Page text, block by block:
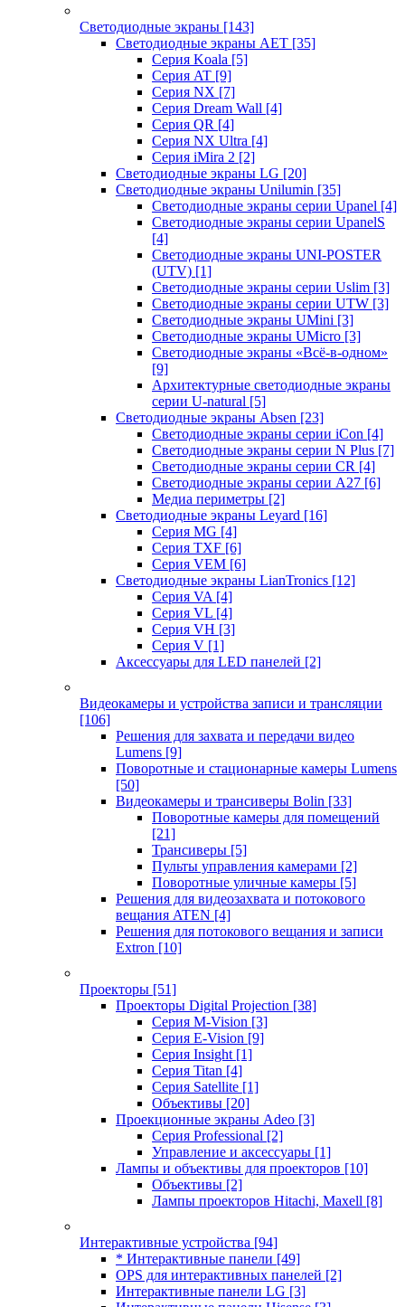
Светодиодные экраны [143]
Светодиодные экраны AET [35]
Cерия Koala [5]
Серия AT [9]
Серия NX [7]
Серия Dream Wall [4]
Серия QR [4]
Серия NX Ultra [4]
Серия iMira 2 [2]
Светодиодные экраны LG [20]
Светодиодные экраны Unilumin [35]
Светодиодные экраны серии Upanel [4]
Светодиодные экраны серии UpanelS
[4]
Светодиодные экраны UNI-POSTER
(UTV) [1]
Светодиодные экраны серии Uslim [3]
Светодиодные экраны серии UTW [3]
Светодиодные экраны UMini [3]
Светодиодные экраны UMicro [3]
Светодиодные экраны «Всё-в-одном»
[9]
Архитектурные светодиодные экраны
серии U-natural [5]
Светодиодные экраны Absen [23]
Светодиодные экраны серии iCon [4]
Светодиодные экраны серии N Plus [7]
Светодиодные экраны серии CR [4]
Светодиодные экраны серии А27 [6]
Медиа периметры [2]
Светодиодные экраны Leyard [16]
Серия MG [4]
Серия TXF [6]
Серия VEM [6]
Светодиодные экраны LianTronics [12]
Серия VA [4]
Серия VL [4]
Серия VH [3]
Серия V [1]
Аксессуары для LED панелей [2]
Видеокамеры и устройства записи и трансляции
[106]
Решения для захвата и передачи видео
Lumens [9]
Поворотные и стационарные камеры Lumens
[50]
Видеокамеры и трансиверы Bolin [33]
Поворотные камеры для помещений
[21]
Трансиверы [5]
Пульты управления камерами [2]
Поворотные уличные камеры [5]
Решения для видеозахвата и потокового
вещания ATEN [4]
Решения для потокового вещания и записи
Extron [10]
Проекторы [51]
Проекторы Digital Projection [38]
Серия M-Vision [3]
Серия E-Vision [9]
Серия Insight [1]
Серия Titan [4]
Серия Satellite [1]
Объективы [20]
Проекционные экраны Adeo [3]
Серия Professional [2]
Управление и аксессуары [1]
Лампы и объективы для проекторов [10]
Объективы [2]
Лампы проекторов Hitachi, Maxell [8]
Интерактивные устройства [94]
* Интерактивные панели [49]
OPS для интерактивных панелей [2]
Интерактивные панели LG [3]